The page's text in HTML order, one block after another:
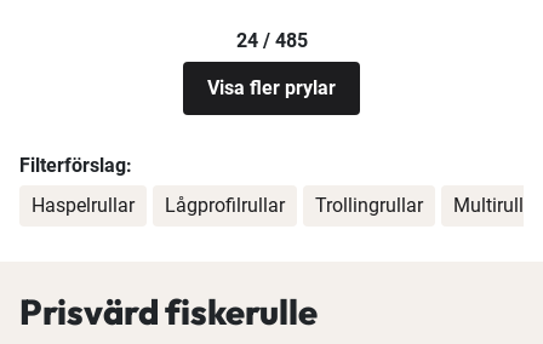
24 / 485
Visa fler prylar
Filterförslag:
Haspelrullar
Lågprofilrullar Trollingrullar Multirullar
Prisvärd fiskerulle